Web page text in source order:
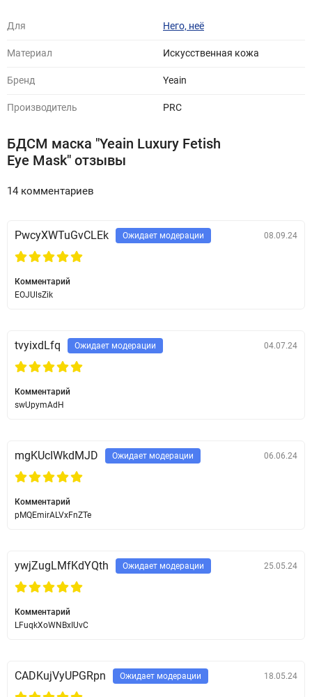
Для Него, неё
Материал Искусственная кожа
Бренд Yeain
Производитель PRC
БДСМ маска "Yeain Luxury Fetish
Eye Mask" отзывы
14 комментариев
PwcyXWTuGvCLEk Ожидает модерации 08.09.24
Комментарий
EOJUlsZik
tvyixdLfq Ожидает модерации 04.07.24
Комментарий
swUpymAdH
mgKUcIWkdMJD Ожидает модерации 06.06.24
Комментарий
pMQEmirALVxFnZTe
ywjZugLMfKdYQth Ожидает модерации 25.05.24
Комментарий
LFuqkXoWNBxIUvC
CADKujVyUPGRpn Ожидает модерации 18.05.24